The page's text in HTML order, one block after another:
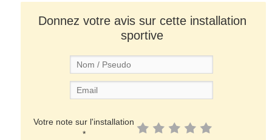
Donnez votre avis sur cette installation
sportive
Votre note sur l'installation
*